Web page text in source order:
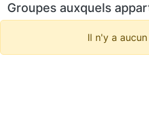
Groupes auxquels
Il n'y a